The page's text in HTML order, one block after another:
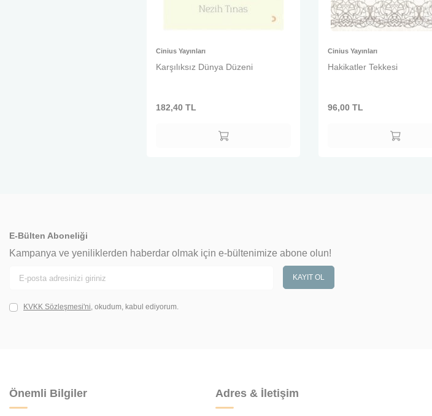
Cinius Yayınları
Karşılıksız Dünya Düzeni
182,40 TL
Cinius Yayınları
Hakikatler Tekkesi
96,00 TL
E-Bülten Aboneliği
Kampanya ve yeniliklerden haberdar olmak için e-bültenimize abone olun!
KAYIT OL
KVKK Sözleşmesi'ni, okudum, kabul ediyorum.
Önemli Bilgiler Adres & İletişim